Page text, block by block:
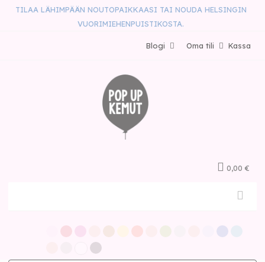
TILAA LÄHIMPÄÄN NOUTOPAIKKAASI TAI NOUDA HELSINGIN
VUORIMIEHENPUISTIKOSTA.
Kassa
Oma tili
Blogi
0,00 €